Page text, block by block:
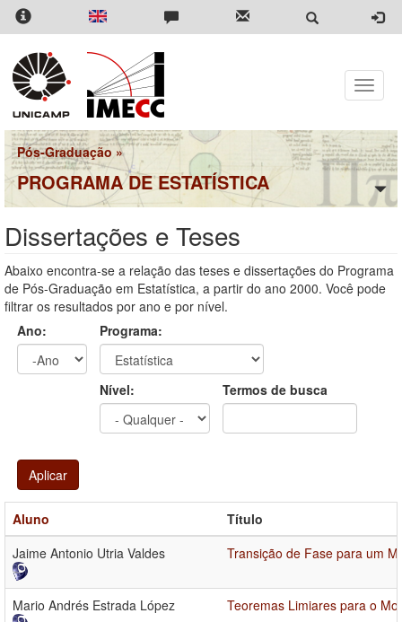
Pular
para
conteúdo
principal
Toggle
Pós-Graduação »
PROGRAMA DE ESTATÍSTICA
Dissertações e Teses
Abaixo encontra-se a relação das teses e dissertações do Programa
de Pós-Graduação em Estatística, a partir do ano 2000. Você pode
filtrar os resultados por ano e por nível.
Ano:
Programa:
Nível: Termos de busca
Aplicar
Aluno
Título
Jaime Antonio Utria Valdes
Transição de Fase para um
Mario Andrés Estrada López Teoremas Limiares para o